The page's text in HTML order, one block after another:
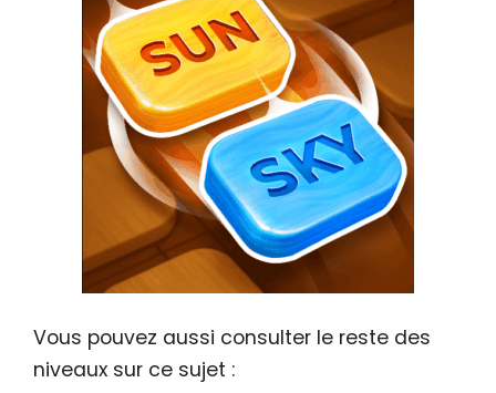
Vous pouvez aussi consulter le reste des
niveaux sur ce sujet :